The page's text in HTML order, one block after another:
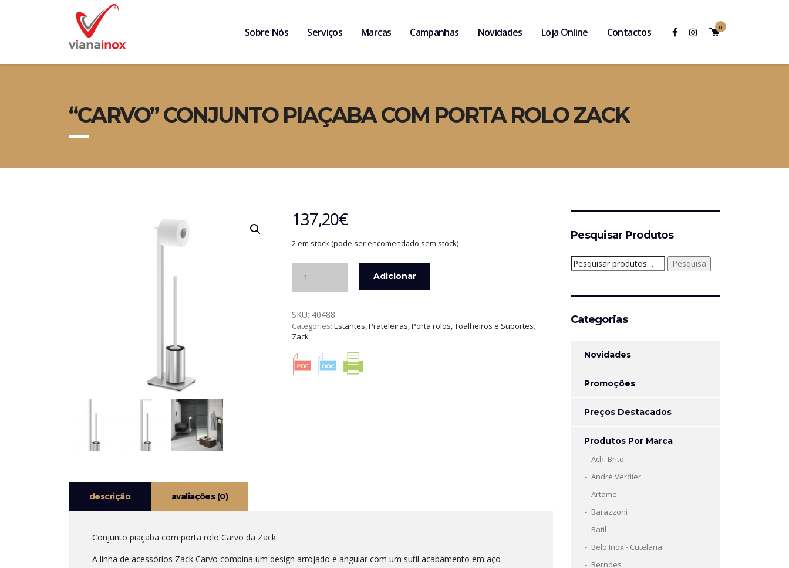
0
Sobre Nós Serviços Marcas Campanhas Novidades Loja Online Contactos
“CARVO” CONJUNTO PIAÇABA COM PORTA ROLO ZACK
137,20€
2 em stock (pode ser encomendado sem stock)
"CARVO"
PIAÇABA
COM
PORTA
ROLO
ZACK
Adicionar
SKU: 40488
Categories: Estantes, Prateleiras, Porta rolos, Toalheiros e Suportes,
Zack
descrição avaliações (0)
Conjunto piaçaba com porta rolo Carvo da Zack
A linha de acessórios Zack Carvo combina um design arrojado e angular com um sutil acabamento em aço
Pesquisar Produtos
Pesquisar
por:
Pesquisa
Categorias
Novidades
Promoções
Preços Destacados
Produtos Por Marca
Ach. Brito
André Verdier
Artame
Barazzoni
Batil
Belo Inox - Cutelaria
Berndes